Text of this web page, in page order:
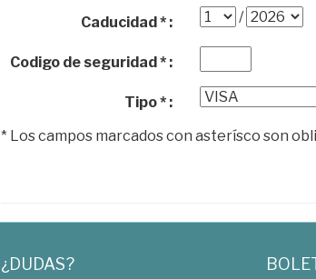
Caducidad * : /
Codigo de seguridad * :
Tipo * :
* Los campos marcados con asterísco son
¿DUDAS?